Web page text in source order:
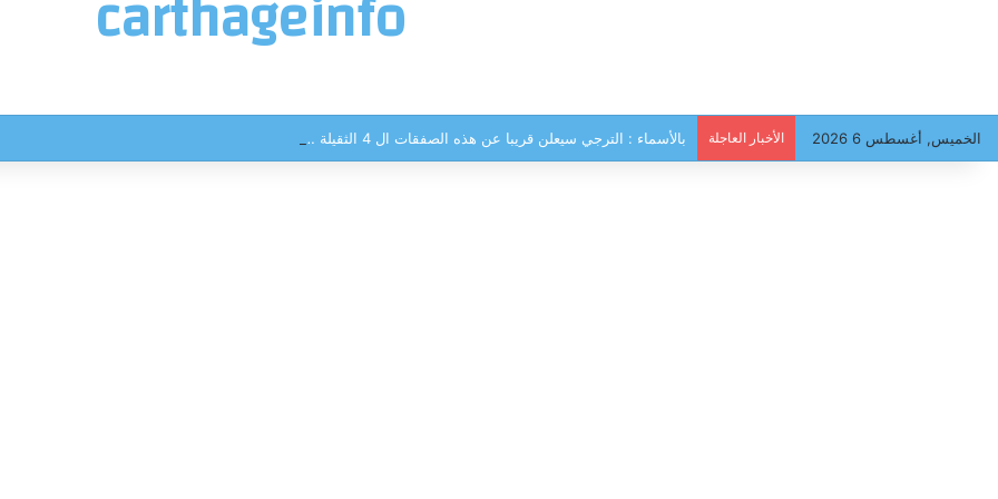
الخميس, أغسطس 6 2026 الأخبار العاجلة بالأسماء : الترجي سيعلن قريبا عن هذه الصفقات ال 4 الثقيلة …